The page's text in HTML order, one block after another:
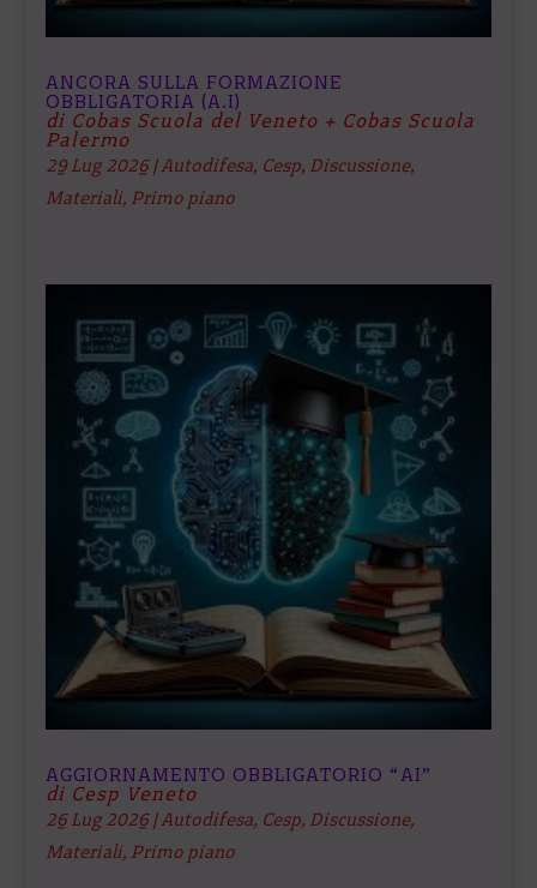
ANCORA SULLA FORMAZIONE
OBBLIGATORIA (A.I)
di Cobas Scuola del Veneto + Cobas Scuola
Palermo
29 Lug 2026|Autodifesa, Cesp, Discussione,
Materiali, Primo piano
AGGIORNAMENTO OBBLIGATORIO “AI”
di Cesp Veneto
26 Lug 2026|Autodifesa, Cesp, Discussione,
Materiali, Primo piano